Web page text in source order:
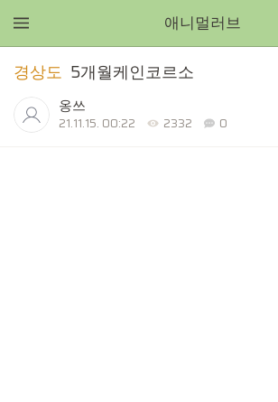
애니멀러브
경상도 5개월케인코르소
옹쓰
21.11.15. 00:22 2332 0